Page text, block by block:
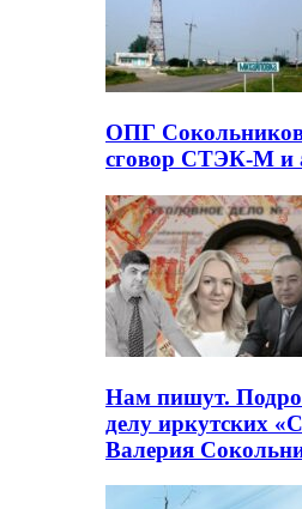
ОПГ
сговор СТЭК-М и
Нам пишут.
делу иркутских
Валерия